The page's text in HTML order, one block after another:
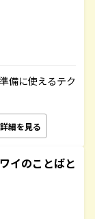
備に使えるテク
詳細を見る
イのことばと